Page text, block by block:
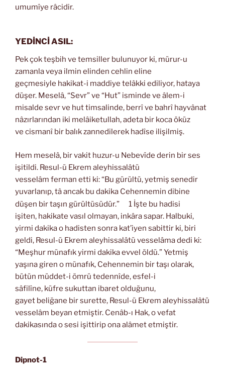
umumîye râcidir.
YEDİNCİ ASIL:
Pek çok teşbih ve temsiller bulunuyor ki, mürur-u
zamanla veya ilmin elinden cehlin eline
geçmesiyle hakikat-i maddiye telâkki ediliyor, hataya
düşer. Meselâ, “Sevr” ve “Hut” isminde ve âlem-i
misalde sevr ve hut timsalinde, berrî ve bahrî hayvânat
nâzırlarından iki melâiketullah, adeta bir koca öküz
ve cismanî bir balık zannedilerek hadîse ilişilmiş.
Hem meselâ, bir vakit huzur-u Nebevîde derin bir ses
işitildi. Resul-ü Ekrem aleyhissalâtü
vesselâm ferman etti ki: “Bu gürültü, yetmiş senedir
yuvarlanıp, tâ ancak bu dakika Cehennemin dibine
düşen bir taşın gürültüsüdür.”
1 İşte bu hadisi
işiten, hakikate vasıl olmayan, inkâra sapar. Halbuki,
yirmi dakika o hadisten sonra kat’iyen sabittir ki, biri
geldi, Resul-ü Ekrem aleyhissalâtü vesselâma dedi ki:
“Meşhur münafık yirmi dakika evvel öldü.” Yetmiş
yaşına giren o münafık, Cehennemin bir taşı olarak,
bütün müddet-i ömrü tedennîde, esfel-i
sâfilîne, küfre sukuttan ibaret olduğunu,
gayet beliğane bir surette, Resul-ü Ekrem aleyhissalâtü
vesselâm beyan etmiştir. Cenâb-ı Hak, o vefat
dakikasında o sesi işittirip ona alâmet etmiştir.
Dipnot-1